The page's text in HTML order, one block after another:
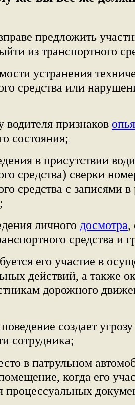
предложить
из транспортного
устранения
средства или
водителя признаков
состояния;
в присутствии
средства) сверки
средства с записями
личного досмотра,
средства и
его участие в
действий, а также
дорожного
создает
сотрудника;
в патрульном
когда его
процессуальных